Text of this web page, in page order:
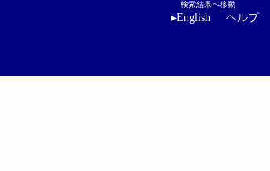
検索結果へ移動
▸English ヘルプ